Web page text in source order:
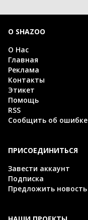
О SHAZOO
О Нас
Главная
Реклама
Контакты
Этикет
Помощь
RSS
Сообщить об ошибке
ПРИСОЕДИНИТЬСЯ
Завести аккаунт
Подписка
Предложить новость